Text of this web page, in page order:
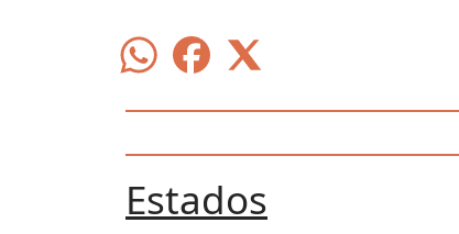
Estados